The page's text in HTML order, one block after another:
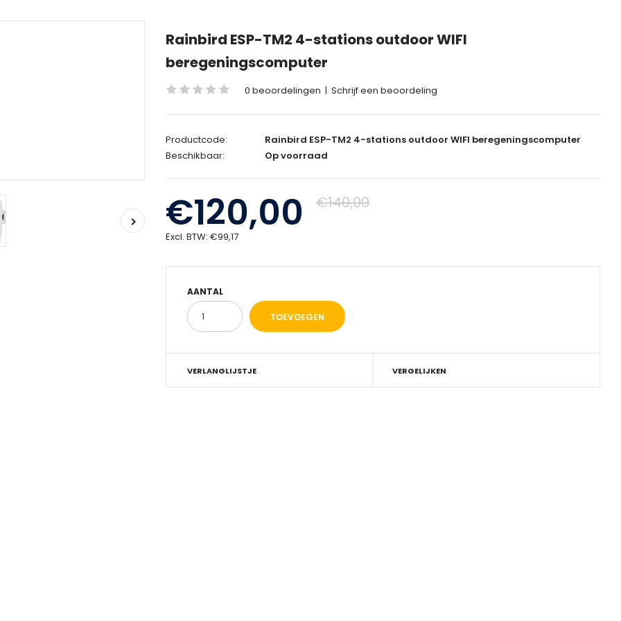
Rainbird ESP-TM2 4-stations outdoor WIFI
beregeningscomputer
0 beoordelingen | Schrijf een beoordeling
Productcode:
Rainbird ESP-TM2 4-stations outdoor WIFI beregeningscomputer
Beschikbaar:
Op voorraad
€120,00 €140,00
Excl. BTW: €99,17
AANTAL
VERLANGLIJSTJE VERGELIJKEN